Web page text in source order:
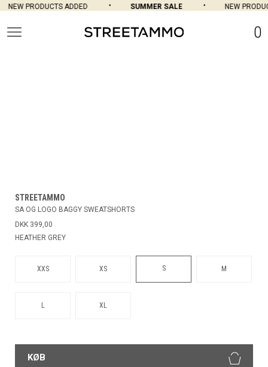
NEW PRODUCTS ADDED SUMMER SALE NEW
0
STREETAMMO
SA OG LOGO BAGGY SWEATSHORTS
DKK 399,00
HEATHER GREY
XXS XS S M
L XL
KØB